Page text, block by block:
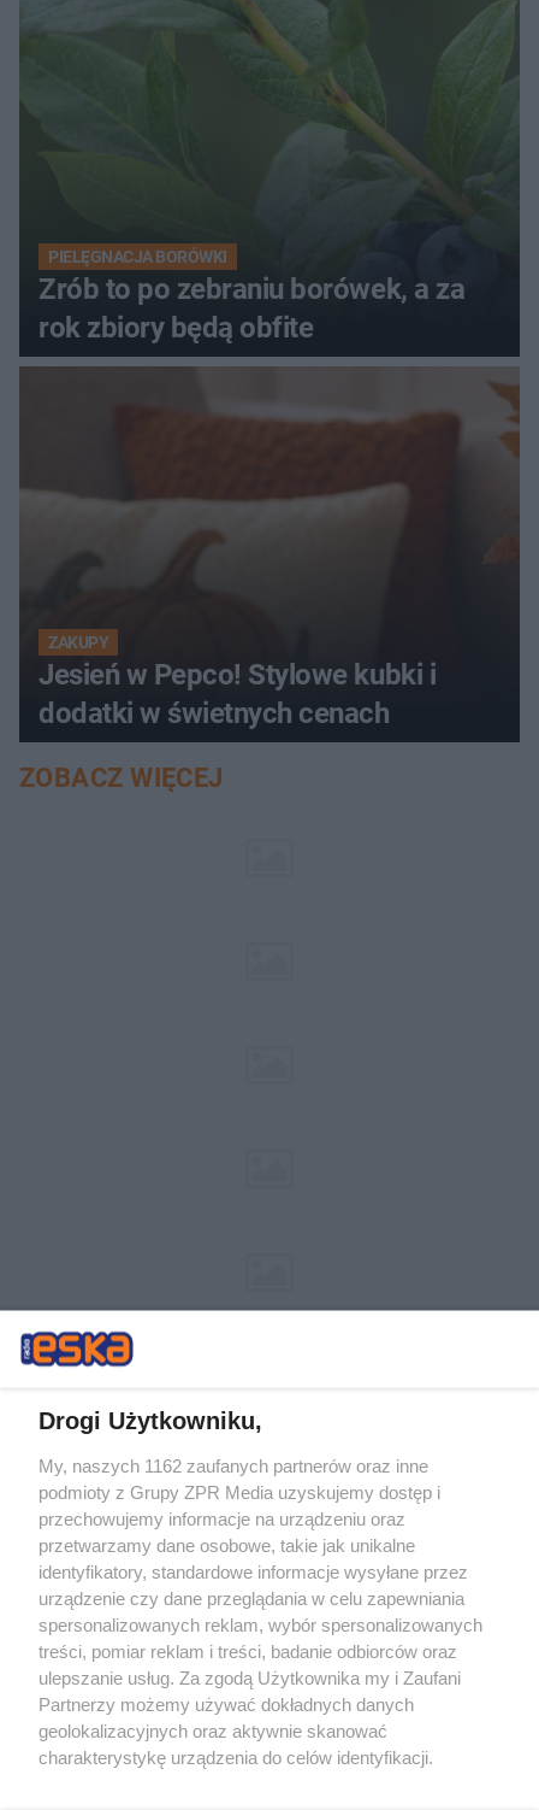
PIELĘGNACJA BORÓWKI
Zrób to po zebraniu borówek, a za
rok zbiory będą obfite
ZAKUPY
Jesień w Pepco! Stylowe kubki i
dodatki w świetnych cenach
ZOBACZ WIĘCEJ
Żaden utwór zamieszczony w serwisie nie może być powielany i
rozpowszechniany lub dalej rozpowszechniany w jakikolwiek sposób (w
tym także elektroniczny lub mechaniczny) na jakimkolwiek polu
eksploatacji w jakiejkolwiek formie, włącznie z umieszczaniem w
Internecie bez pisemnej zgody właściciela praw. Jakiekolwiek użycie lub
wykorzystanie utworów w całości lub w części z naruszeniem prawa,
tzn. bez właściwej zgody, jest zabronione pod groźbą kary i może być
ścigane prawnie.
Drogi Użytkowniku,
My, naszych 1162 zaufanych partnerów oraz inne
podmioty z Grupy ZPR Media uzyskujemy dostęp i
przechowujemy informacje na urządzeniu oraz
przetwarzamy dane osobowe, takie jak unikalne
identyfikatory, standardowe informacje wysyłane przez
urządzenie czy dane przeglądania w celu zapewniania
spersonalizowanych reklam, wybór spersonalizowanych
treści, pomiar reklam i treści, badanie odbiorców oraz
ulepszanie usług. Za zgodą Użytkownika my i Zaufani
Partnerzy możemy używać dokładnych danych
geolokalizacyjnych oraz aktywnie skanować
charakterystykę urządzenia do celów identyfikacji.